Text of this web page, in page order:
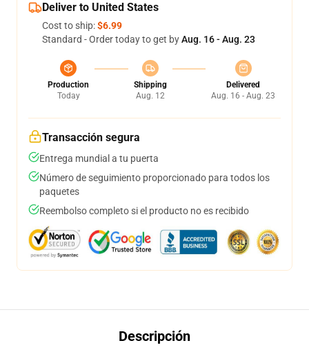
Deliver to United States
Cost to ship:$6.99
Standard - Order today to get byAug. 16 - Aug. 23
Production
Today
Shipping
Aug. 12
Delivered
Aug. 16 - Aug. 23
Transacción segura
Entrega mundial a tu puerta
Número de seguimiento proporcionado para todos los
paquetes
Reembolso completo si el producto no es recibido
Descripción